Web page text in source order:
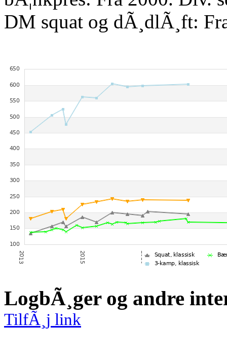
DM squat og dÃ¸dlÃ¸ft:
LogbÃ¸ger og andre
TilfÃ¸j link